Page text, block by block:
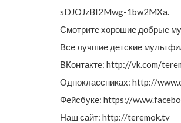
sDJOJzBI2Mwg-1bw2MXa.
Смотрите хорошие добрые
Все лучшие детские
ВКонтакте: http://vk.com/
Одноклассниках: http://
Фейсбуке: https://
Наш сайт: http://teremok.tv